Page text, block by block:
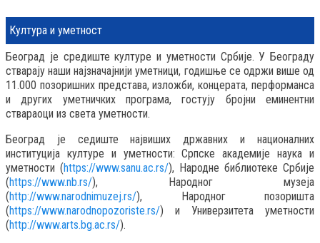
Култура и уметност
Београд је средиште културе и уметности Србије. У Београду
стварају наши најзначајнији уметници, годишње се одржи више од
11.000 позоришних представа, изложби, концерата, перформанса
и других уметничких програма, гостују бројни еминентни
ствараоци из света уметности.
Београд је седиште највиших државних и националних
институција културе и уметности: Српске академије наука и
уметности (https://www.sanu.ac.rs/), Народне библиотеке Србије
(https://www.nb.rs/), Народног музеја
(http://www.narodnimuzej.rs/), Народног позоришта
(https://www.narodnopozoriste.rs/) и Универзитета уметности
(http://www.arts.bg.ac.rs/).